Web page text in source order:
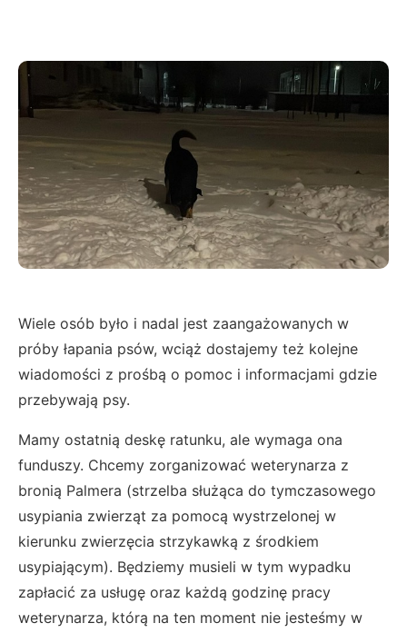
Wiele osób było i nadal jest zaangażowanych w
próby łapania psów, wciąż dostajemy też kolejne
wiadomości z prośbą o pomoc i informacjami gdzie
przebywają psy.
Mamy ostatnią deskę ratunku, ale wymaga ona
funduszy. Chcemy zorganizować weterynarza z
bronią Palmera (strzelba służąca do tymczasowego
usypiania zwierząt za pomocą wystrzelonej w
kierunku zwierzęcia strzykawką z środkiem
usypiającym). Będziemy musieli w tym wypadku
zapłacić za usługę oraz każdą godzinę pracy
weterynarza, którą na ten moment nie jesteśmy w